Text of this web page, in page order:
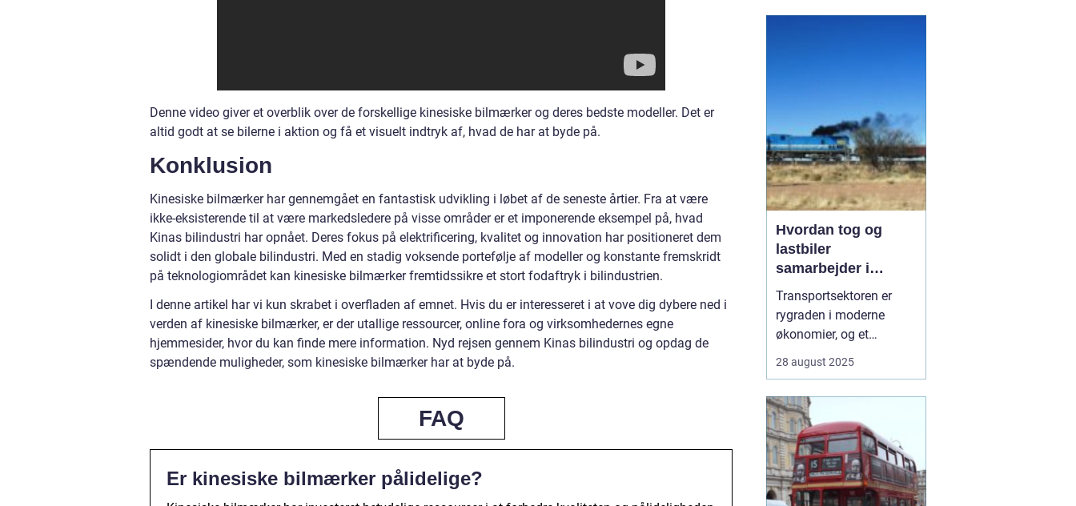
Denne video giver et overblik over de forskellige kinesiske bilmærker og deres bedste modeller. Det er
altid godt at se bilerne i aktion og få et visuelt indtryk af, hvad de har at byde på.
Konklusion
Kinesiske bilmærker har gennemgået en fantastisk udvikling i løbet af de seneste årtier. Fra at være
ikke-eksisterende til at være markedsledere på visse områder er et imponerende eksempel på, hvad
Kinas bilindustri har opnået. Deres fokus på elektrificering, kvalitet og innovation har positioneret dem
solidt i den globale bilindustri. Med en stadig voksende portefølje af modeller og konstante fremskridt
på teknologiområdet kan kinesiske bilmærker fremtidssikre et stort fodaftryk i bilindustrien.
I denne artikel har vi kun skrabet i overfladen af emnet. Hvis du er interesseret i at vove dig dybere ned i
verden af kinesiske bilmærker, er der utallige ressourcer, online fora og virksomhedernes egne
hjemmesider, hvor du kan finde mere information. Nyd rejsen gennem Kinas bilindustri og opdag de
spændende muligheder, som kinesiske bilmærker har at byde på.
FAQ
Er kinesiske bilmærker pålidelige?
Hvordan tog og
lastbiler
samarbejder i
transportsektoren
Transportsektoren er
rygraden i moderne
økonomier, og et
tog og lastbiler er
kan nå hurtigt og sikkert
frem. Hvor lastbiler står
for fleksibilitet og
levering direkte til d&os...
28 august 2025